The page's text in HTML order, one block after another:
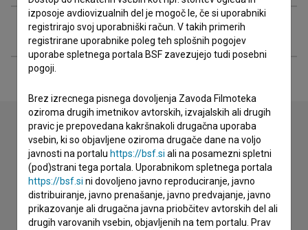
Razširjeni podatki
Stik z uredništvom
Spoštovani, s pomočjo spodnjega obrazca lahko stopite v
stik z uredništvom Baze slovenskih filmov. Veseli bomo vaših
odzivov.
izposoje avdiovizualnih del je mogoč le, če si uporabniki
registrirajo svoj uporabniški račun. V takih primerih
registrirane uporabnike poleg teh splošnih pogojev
uporabe spletnega portala BSF zavezujejo tudi posebni
pogoji.
Brez izrecnega pisnega dovoljenja Zavoda Filmoteka
oziroma drugih imetnikov avtorskih, izvajalskih ali drugih
pravic je prepovedana kakršnakoli drugačna uporaba
vsebin, ki so objavljene oziroma drugače dane na voljo
javnosti na portalu https://bsf.si ali na posamezni spletni
(pod)strani tega portala. Uporabnikom spletnega portala
https://bsf.si ni dovoljeno javno reproduciranje, javno
distribuiranje, javno prenašanje, javno predvajanje, javno
prikazovanje ali drugačna javna priobčitev avtorskih del ali
drugih varovanih vsebin, objavljenih na tem portalu. Prav